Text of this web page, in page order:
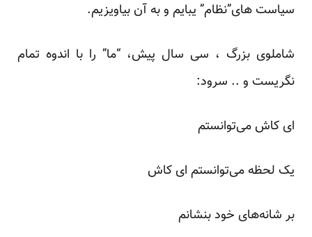
سیاست های”نظام” یبایم و به آن بیاویزیم.
شاملوی بزرگ ، سی سال پیش، “ما” را با اندوه تمام
نگریست و .. سرود:
ای کاش می‌توانستم
یک لحظه می‌توانستم ای کاش
بر شانه‌های خود بنشانم